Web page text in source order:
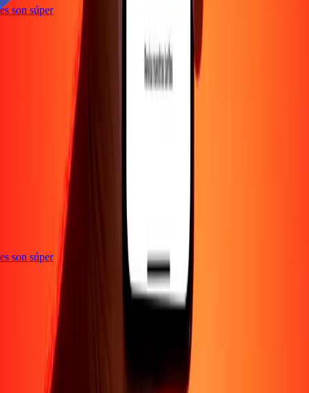
son súper
son súper
Blog Corporativo